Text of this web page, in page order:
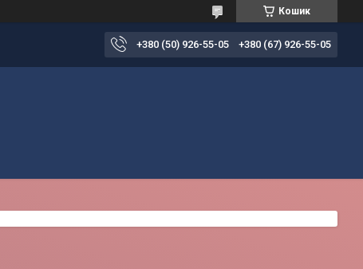
Кошик
+380 (50) 926-55-05 +380 (67) 926-55-05